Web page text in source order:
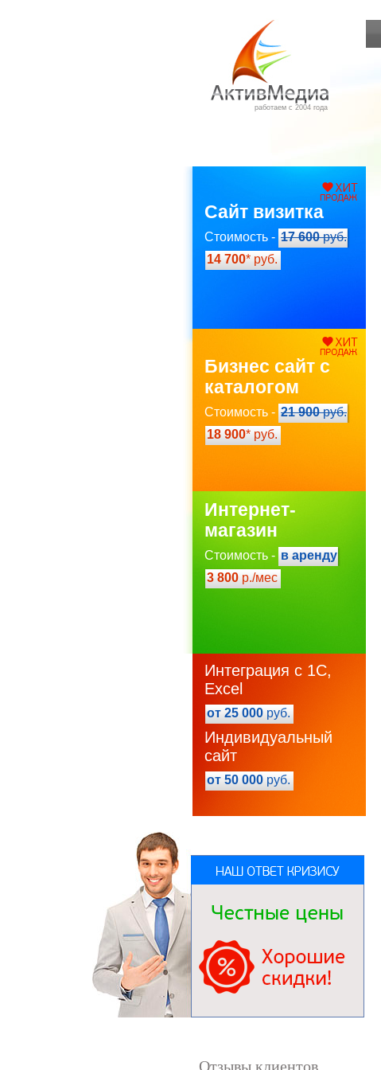
работаем с 2004 года
Сайт визитка
Стоимость - 17 600руб.
14 700* руб.
Бизнес сайт с
каталогом
Стоимость - 21 900руб.
18 900* руб.
Интернет-
магазин
Стоимость - в аренду
3 800 р./мес
Интеграция с 1С,
Excel
от 25 000 руб.
Индивидуальный
сайт
от 50 000 руб.
Отзывы клиентов